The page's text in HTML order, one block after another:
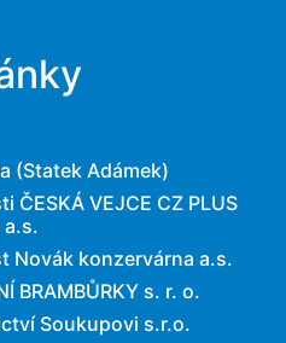
(Statek Adámek)
ČESKÁ VEJCE CZ PLUS
Novák konzervárna a.s.
BRAMBŮRKY s. r. o.
Soukupovi s.r.o.